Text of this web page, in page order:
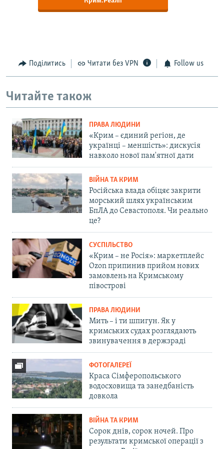
Поділитись Читати без VPN Follow us
Читайте також
ПРАВА ЛЮДИНИ
«Крим – єдиний регіон, де
українці – меншість»: дискусія
навколо нової пам'ятної дати
ВІЙНА ТА КРИМ
Російська влада обіцяє закрити
морський шлях українським
БпЛА до Севастополя. Чи реально
це?
СУСПІЛЬСТВО
«Крим – не Росія»: маркетплейс
Ozon припинив прийом нових
замовлень на Кримському
півострові
ПРАВА ЛЮДИНИ
Мить – і ти шпигун. Як у
кримських судах розглядають
звинувачення в держзраді
ФОТОГАЛЕРЕЇ
Краса Сімферопольського
водосховища та занедбаність
довкола
ВІЙНА ТА КРИМ
Сорок днів, сорок ночей. Про
результати кримської операції з